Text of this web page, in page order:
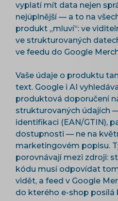
vyplatí mít data nejen
nejúplnější — a to na
produkt „mluví“: ve
ve strukturovaných
ve feedu do Google
Vaše údaje o produktu
text. Google i AI
produktová doporučení
strukturovaných údajích
identifikaci (EAN/GTIN),
dostupnosti — ne na
marketingovém popisu.
porovnávají mezi zdroji:
kódu musí odpovídat
vidět, a feed v Google
do kterého e-shop